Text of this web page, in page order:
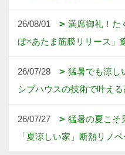
26/08/01
満席御礼！た
ぼ×あたま筋膜リリース」
26/07/28
猛暑でも涼し
シブハウスの技術で叶え
26/07/27
猛暑の夏こそ
「夏涼しい家」断熱リノ